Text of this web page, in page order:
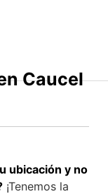
Caucel
ubicación y no
¡Tenemos la